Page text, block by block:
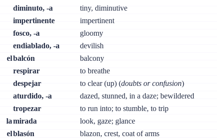
diminuto, -a
tiny, diminutive
impertinente
impertinent
fosco, -a
gloomy
endiablado, -a
devilish
elbalcón
balcony
respirar
to breathe
despejar
to clear (up) (doubts or confusion)
aturdido, -a
dazed, stunned, in a daze; bewildered
tropezar
to run into; to stumble, to trip
lamirada
look, gaze; glance
elblasón blazon, crest, coat of arms